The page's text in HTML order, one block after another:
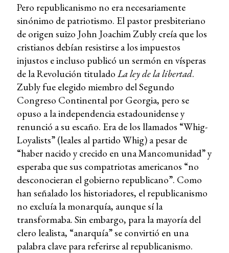
Pero republicanismo no era necesariamente
sinónimo de patriotismo. El pastor presbiteriano
de origen suizo John Joachim Zubly creía que los
cristianos debían resistirse a los impuestos
injustos e incluso publicó un sermón en vísperas
de la Revolución tituladoLa ley de la libertad.
Zubly fue elegido miembro del Segundo
Congreso Continental por Georgia, pero se
opuso a la independencia estadounidense y
renunció a su escaño. Era de los llamados “Whig-
Loyalists” (leales al partido Whig) a pesar de
“haber nacido y crecido en una Mancomunidad” y
esperaba que sus compatriotas americanos “no
desconocieran el gobierno republicano”. Como
han señalado los historiadores, el republicanismo
no excluía la monarquía, aunque sí la
transformaba. Sin embargo, para la mayoría del
clero lealista, “anarquía” se convirtió en una
palabra clave para referirse al republicanismo.